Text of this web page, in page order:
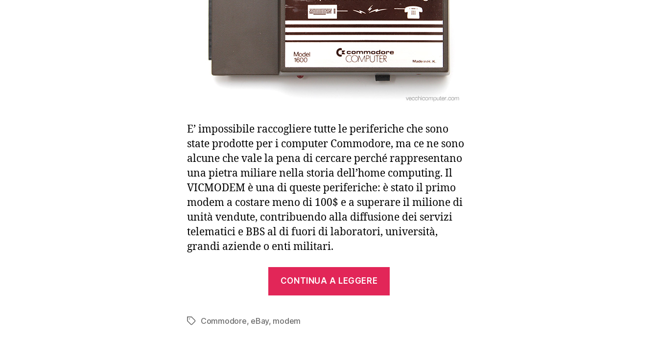
E’ impossibile raccogliere tutte le periferiche che sono
state prodotte per i computer Commodore, ma ce ne sono
alcune che vale la pena di cercare perché rappresentano
una pietra miliare nella storia dell’home computing. Il
VICMODEM è una di queste periferiche: è stato il primo
modem a costare meno di 100$ e a superare il milione di
unità vendute, contribuendo alla diffusione dei servizi
telematici e BBS al di fuori di laboratori, università,
grandi aziende o enti militari.
CONTINUA A LEGGERE
Tag Commodore, eBay, modem